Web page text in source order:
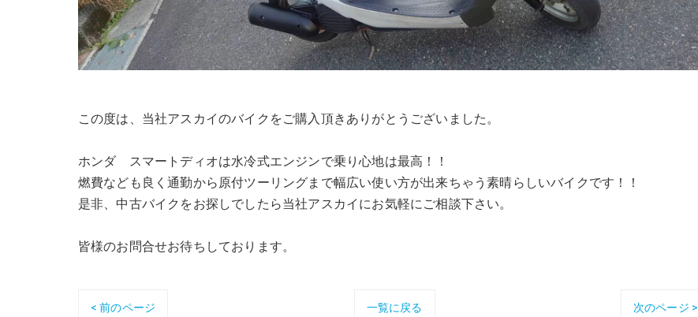
この度は、当社アスカイのバイクをご購入頂きありがとうございました。
ホンダ スマートディオは水冷式エンジンで乗り心地は最高！！
燃費なども良く通勤から原付ツーリングまで幅広い使い方が出来ちゃう素晴らしいバイクです！！
是非、中古バイクをお探しでしたら当社アスカイにお気軽にご相談下さい。
皆様のお問合せお待ちしております。
< 前のページ 一覧に戻る 次のページ >